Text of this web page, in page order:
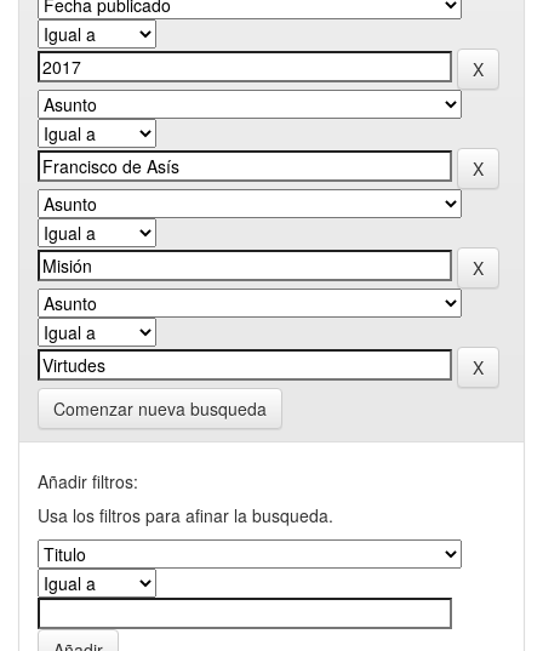
Comenzar nueva busqueda
Añadir filtros:
Usa los filtros para afinar la busqueda.